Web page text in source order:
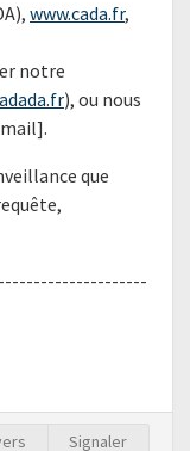
www.cada.fr,
notre
), ou nous
que
Signaler